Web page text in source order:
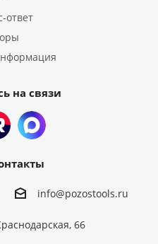
ответ
на связи
info@pozostools.ru
66